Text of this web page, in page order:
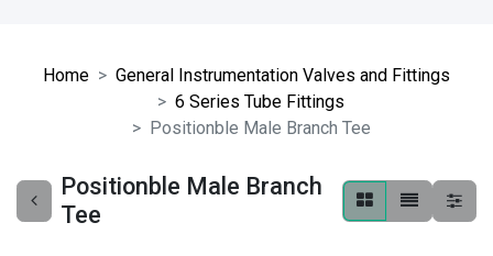
Home
General Instrumentation Valves and Fittings
6 Series Tube Fittings
Positionble Male Branch Tee
Positionble Male Branch
Tee